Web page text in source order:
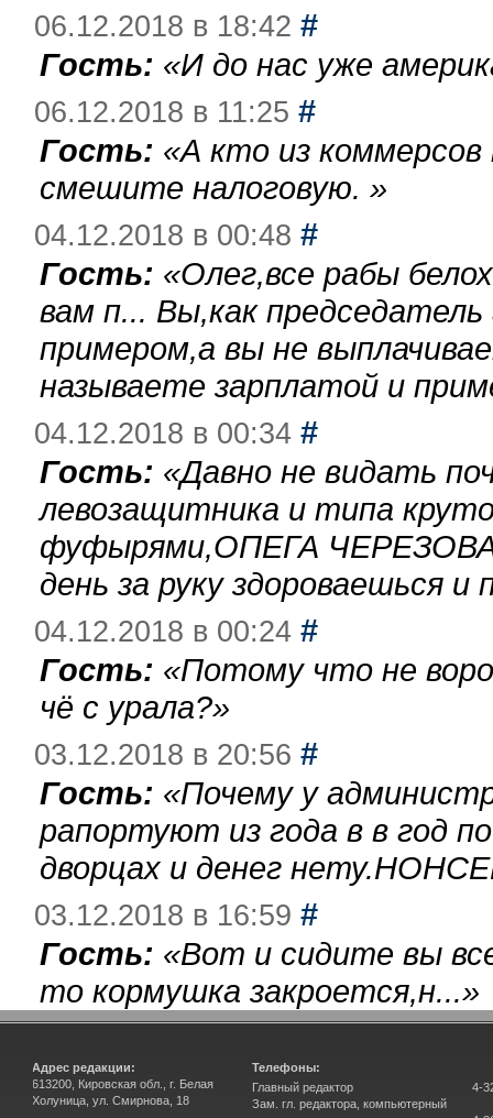
06.12.2018 в 18:42 #
Гость: «И до нас уже
06.12.2018 в 11:25 #
Гость: «А кто из
смешите налоговую. »
04.12.2018 в 00:48 #
Гость: «Олег,все рабы
вам п... Вы,как
примером,а вы не
называете зарплатой и
04.12.2018 в 00:34 #
Гость: «Давно не видать
левозащитника и типа
фуфырями,ОПЕГА
день за руку здороваешься
04.12.2018 в 00:24 #
Гость: «Потому что не
чё с урала?»
03.12.2018 в 20:56 #
Гость: «Почему у
рапортуют из года в в год
дворцах и денег
03.12.2018 в 16:59 #
Гость: «Вот и сидите вы
то кормушка закроется,н...»
Адрес редакции:
613200, Кировская обл., г. Белая
Холуница, ул. Смирнова, 18
Телефоны:
Главный редактор
Зам. гл. редактора, компьютерный
4-